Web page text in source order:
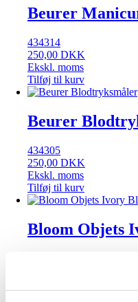
Beurer
434314
250,00 DKK
Ekskl. moms
Tilføj til kurv
Beurer
434305
250,00 DKK
Ekskl. moms
Tilføj til kurv
Bloom Objets